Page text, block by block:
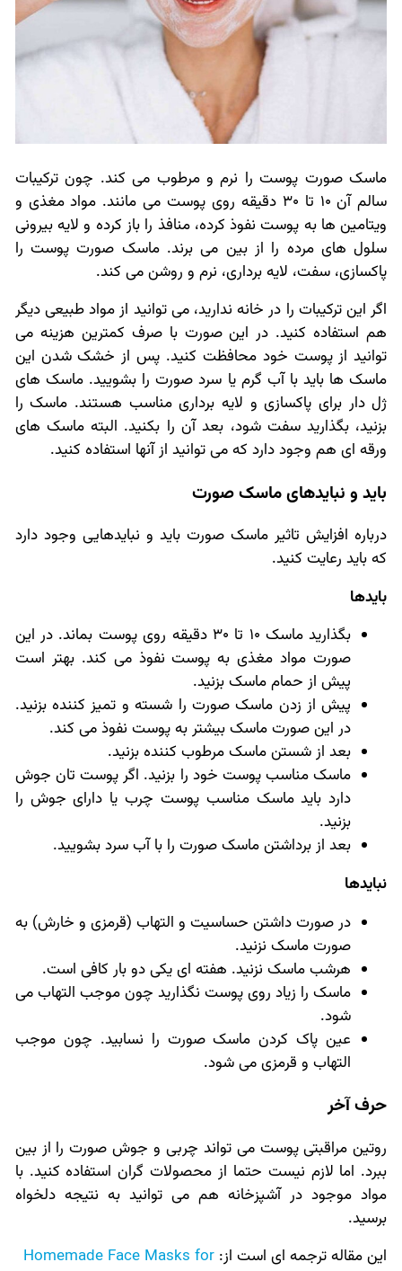
ماسک صورت پوست را نرم و مرطوب می کند. چون ترکیبات
سالم آن 10 تا 30 دقیقه روی پوست می مانند. مواد مغذی و
ویتامین ها به پوست نفوذ کرده، منافذ را باز کرده و لایه بیرونی
سلول های مرده را از بین می برند. ماسک صورت پوست را
پاکسازی، سفت، لایه برداری، نرم و روشن می کند.
اگر این ترکیبات را در خانه ندارید، می توانید از مواد طبیعی دیگر
هم استفاده کنید. در این صورت با صرف کمترین هزینه می
توانید از پوست خود محافظت کنید. پس از خشک شدن این
ماسک ها باید با آب گرم یا سرد صورت را بشویید. ماسک های
ژل دار برای پاکسازی و لایه برداری مناسب هستند. ماسک را
بزنید، بگذارید سفت شود، بعد آن را بکنید. البته ماسک های
ورقه ای هم وجود دارد که می توانید از آنها استفاده کنید.
باید و نبایدهای ماسک صورت
درباره افزایش تاثیر ماسک صورت باید و نبایدهایی وجود دارد
که باید رعایت کنید.
بایدها
بگذارید ماسک 10 تا 30 دقیقه روی پوست بماند. در این
صورت مواد مغذی به پوست نفوذ می کند. بهتر است
پیش از حمام ماسک بزنید.
پیش از زدن ماسک صورت را شسته و تمیز کننده بزنید.
در این صورت ماسک بیشتر به پوست نفوذ می کند.
بعد از شستن ماسک مرطوب کننده بزنید.
ماسک مناسب پوست خود را بزنید. اگر پوست تان جوش
دارد باید ماسک مناسب پوست چرب یا دارای جوش را
بزنید.
بعد از برداشتن ماسک صورت را با آب سرد بشویید.
نبایدها
در صورت داشتن حساسیت و التهاب (قرمزی و خارش) به
صورت ماسک نزنید.
هرشب ماسک نزنید. هفته ای یکی دو بار کافی است.
ماسک را زیاد روی پوست نگذارید چون موجب التهاب می
شود.
عین پاک کردن ماسک صورت را نسابید. چون موجب
التهاب و قرمزی می شود.
حرف آخر
روتین مراقبتی پوست می تواند چربی و جوش صورت را از بین
ببرد. اما لازم نیست حتما از محصولات گران استفاده کنید. با
مواد موجود در آشپزخانه هم می توانید به نتیجه دلخواه
برسید.
این مقاله ترجمه ای است از: Homemade Face Masks for